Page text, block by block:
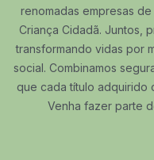
renomadas empresas
Criança Cidadã. Juntos,
transformando vidas por
social. Combinamos
que cada título adquirido
Venha fazer parte